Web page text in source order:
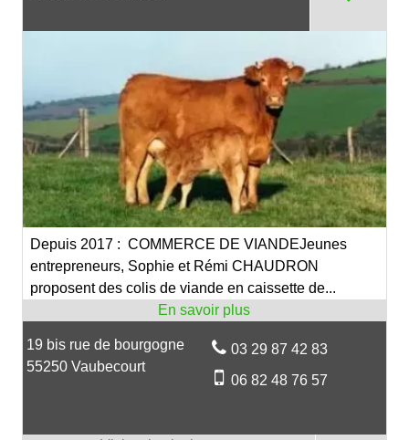
Depuis 2017 : COMMERCE DE VIANDEJeunes
entrepreneurs, Sophie et Rémi CHAUDRON
proposent des colis de viande en caissette de...
19 bis rue de bourgogne
55250 Vaubecourt
03 29 87 42 83
06 82 48 76 57